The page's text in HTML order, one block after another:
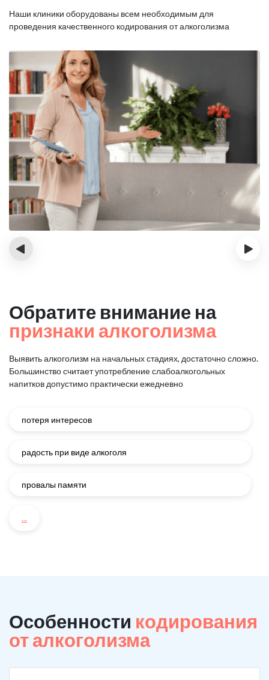
Наши клиники оборудованы всем необходимым для
проведения качественного кодирования от алкоголизма
‹ ›
Обратите внимание на
признаки алкоголизма
Выявить алкоголизм на начальных стадиях, достаточно сложно.
Большинство считает употребление слабоалкогольных
напитков допустимо практически ежедневно
потеря интересов
радость при виде алкоголя
провалы памяти
...
Особенности кодирования
от алкоголизма